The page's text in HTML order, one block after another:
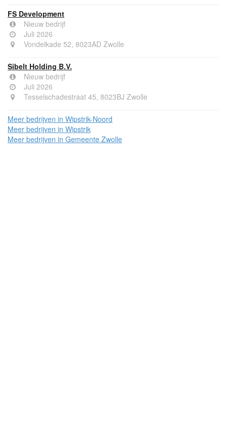
FS Development
Nieuw bedrijf
Juli 2026
Vondelkade 52, 8023AD Zwolle
Sibelt Holding B.V.
Nieuw bedrijf
Juli 2026
Tesselschadestraat 45, 8023BJ Zwolle
Meer bedrijven in Wipstrik-Noord
Meer bedrijven in Wipstrik
Meer bedrijven in Gemeente Zwolle